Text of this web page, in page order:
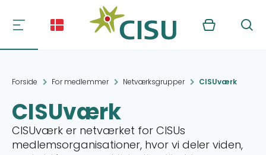
Kurv Søg
Forside For medlemmer Netværksgrupper CISUværk
CISUværk
CISUværk er netværket for CISUs
medlemsorganisationer, hvor vi deler viden,